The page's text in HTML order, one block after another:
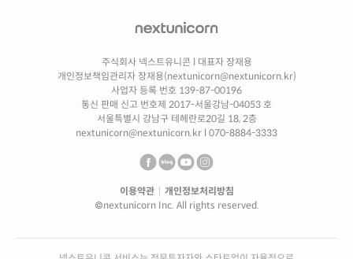
주식회사 넥스트유니콘l 대표자 장재용
개인정보책임관리자 장재용(nextunicorn@nextunicorn.kr)
사업자 등록 번호 139-87-00196
통신 판매 신고 번호제 2017-서울강남-04053 호
서울특별시 강남구 테헤란로20길 18, 2층
nextunicorn@nextunicorn.kr l 070-8884-3333
이용약관
개인정보처리방침
©nextunicorn Inc. All rights reserved.